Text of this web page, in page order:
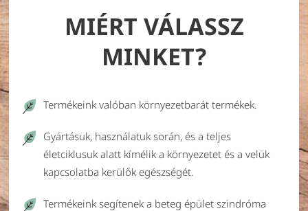
MIÉRT VÁLASSZ
MINKET?
Termékeink valóban környezetbarát termékek.
Gyártásuk, használatuk során, és a teljes
életciklusuk alatt kímélik a környezetet és a velük
kapcsolatba kerülők egészségét.
Termékeink segítenek a beteg épület szindróma